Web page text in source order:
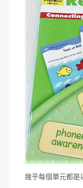
幾乎每個單元都是